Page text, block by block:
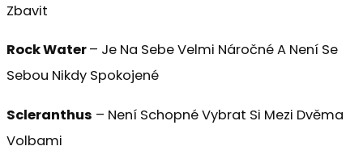
Zbavit
Rock Water– Je Na Sebe Velmi Náročné A Není Se
Sebou Nikdy Spokojené
Scleranthus – Není Schopné Vybrat Si Mezi Dvěma
Volbami